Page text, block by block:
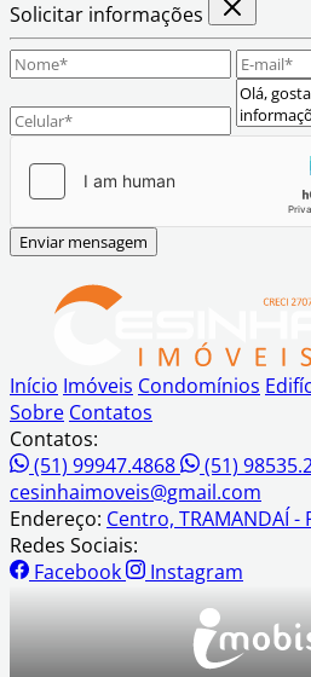
Solicitar informações
Enviar mensagem
Início Imóveis Condomínios
Sobre Contatos
Contatos:
(51) 99947.4868
(51)
cesinhaimoveis@gmail.com
Endereço: Centro, TRAMANDAÍ -
Redes Sociais:
Facebook
Instagram